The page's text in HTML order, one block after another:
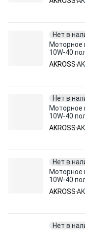
Нет в
Моторное
10W-40
AKROSS
Нет в
Моторное
10W-40
AKROSS
Нет в
Моторное
10W-40
AKROSS
Нет в